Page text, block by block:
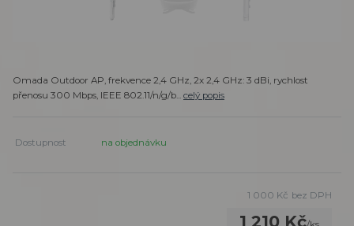
Omada Outdoor AP, frekvence 2,4 GHz, 2x 2,4 GHz: 3 dBi, rychlost
přenosu 300 Mbps, IEEE 802.11/n/g/b... celý popis
Dostupnost na objednávku
1 210 Kč
1 000 Kč bez DPH